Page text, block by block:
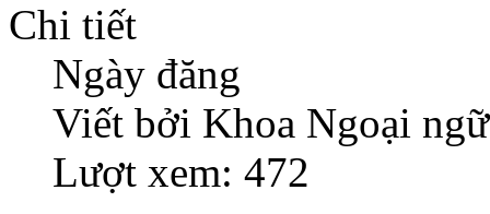
Chi tiết
Ngày đăng
Viết bởi Khoa Ngoại ngữ
Lượt xem: 472